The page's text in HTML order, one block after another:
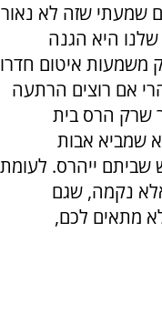
שמעתי שזה לא נאור
היא הגנה
משמעות איטום חדרו
אם רוצים הרתעה
שרק הרס בית
שמביא אבות
ייהרס. לעומת
נקמה, שגם
מתאים לכם,